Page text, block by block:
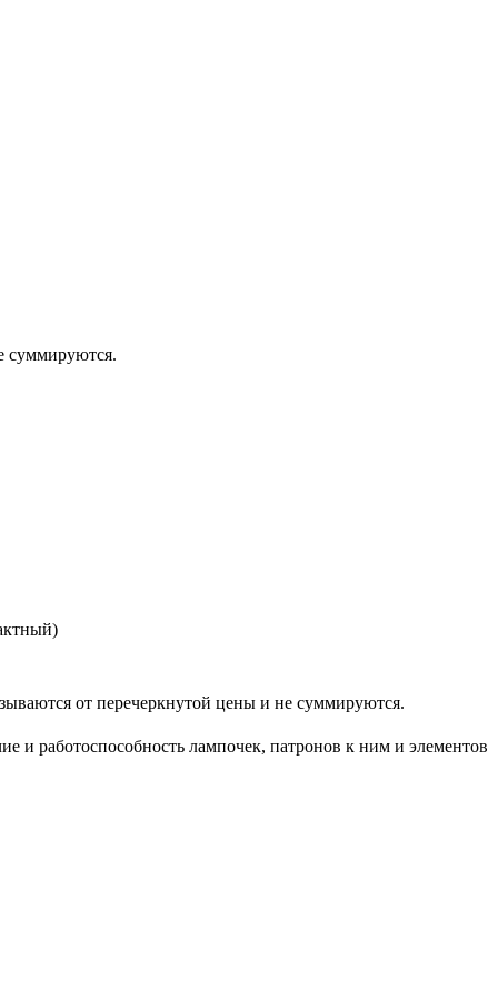
от перечеркнутой цены и не суммируются.
и работоспособность лампочек, патронов к ним и элементов